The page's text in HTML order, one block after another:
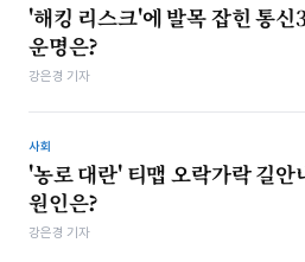
'해킹 리스크'에 발목 잡힌 통신
운명은?
강은경 기자
사회
'농로 대란' 티맵 오락가락 길안
원인은?
강은경 기자